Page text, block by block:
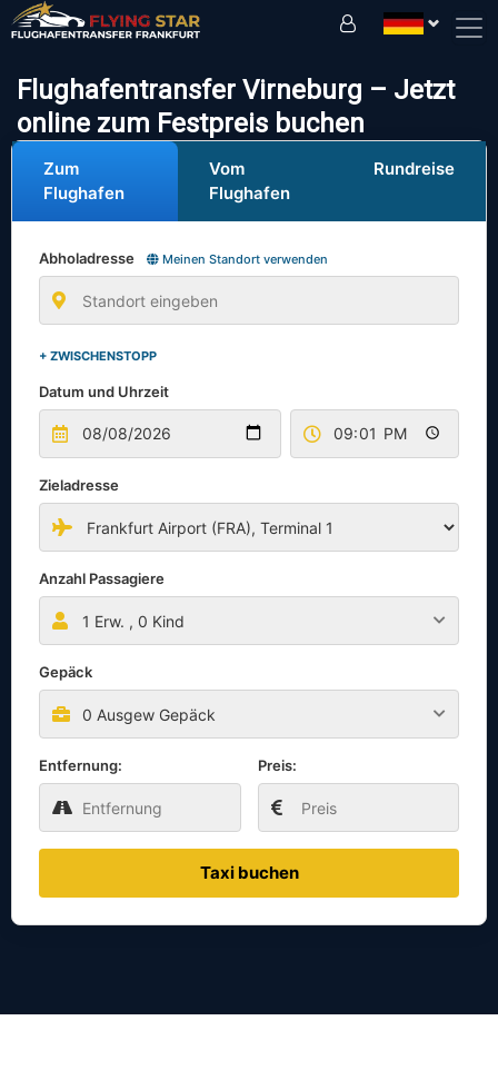
Flughafentransfer Virneburg – Jetzt
online zum Festpreis buchen
Zum
Flughafen
Vom
Flughafen
Rundreise
Abholadresse Meinen Standort verwenden
+ ZWISCHENSTOPP
Datum und Uhrzeit
Zieladresse
Anzahl Passagiere
1 Erw. , 0 Kind
Gepäck
0 Ausgew Gepäck
Entfernung: Preis:
Taxi buchen